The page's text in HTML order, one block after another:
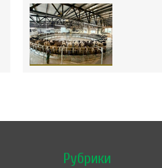
Рубрики